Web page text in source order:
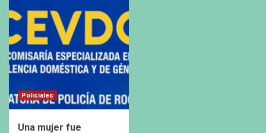
Policiales
Una mujer fue